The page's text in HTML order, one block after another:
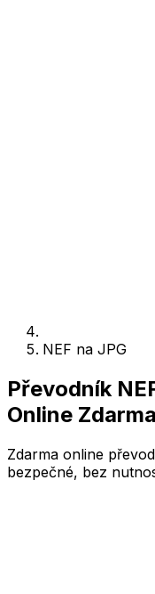
NEF na JPG
Převodník
Online Zdarma
Zdarma online
bezpečné, bez